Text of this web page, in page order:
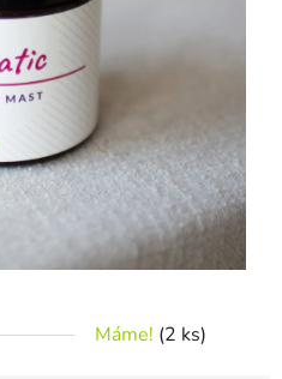
Máme! (2 ks)